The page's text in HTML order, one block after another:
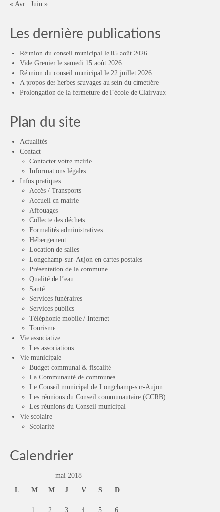
« Avr
Juin »
Les dernière publications
Réunion du conseil municipal le 05 août 2026
Vide Grenier le samedi 15 août 2026
Réunion du conseil municipal le 22 juillet 2026
A propos des herbes sauvages au sein du cimetière
Prolongation de la fermeture de l’école de Clairvaux
Plan du site
Actualités
Contact
Contacter votre mairie
Informations légales
Infos pratiques
Accès / Transports
Accueil en mairie
Affouages
Collecte des déchets
Formalités administratives
Hébergement
Location de salles
Longchamp-sur-Aujon en cartes postales
Présentation de la commune
Qualité de l’eau
Santé
Services funéraires
Services publics
Téléphonie mobile / Internet
Tourisme
Vie associative
Les associations
Vie municipale
Budget communal & fiscalité
La Communauté de communes
Le Conseil municipal de Longchamp-sur-Aujon
Les réunions du Conseil communautaire (CCRB)
Les réunions du Conseil municipal
Vie scolaire
Scolarité
Calendrier
mai 2018
L
M M J V S D
1 2 3 4 5 6